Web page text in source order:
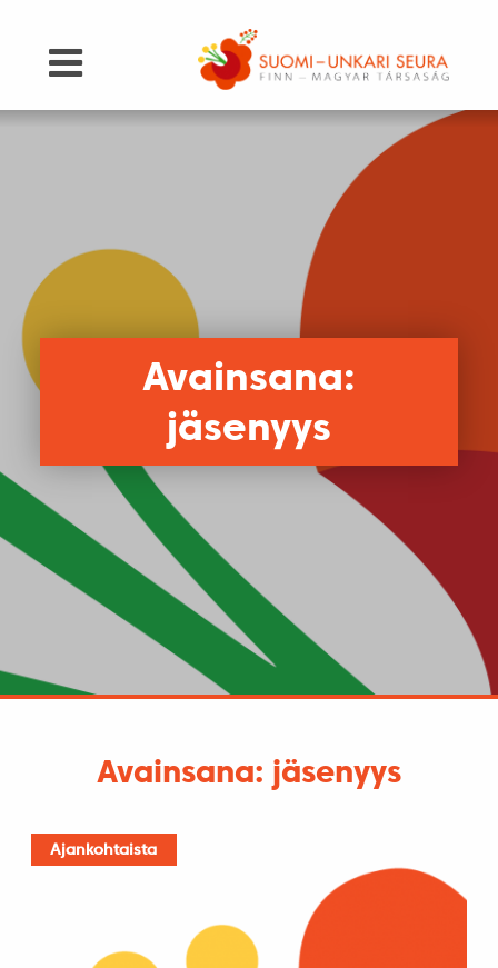
Avainsana:
jäsenyys
Avainsana: jäsenyys
Ajankohtaista